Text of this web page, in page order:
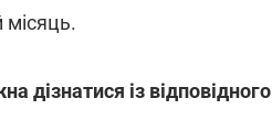
місяць.
дізнатися із відповідного